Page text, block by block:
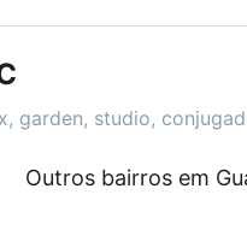
salão de festas
envolvidos no processo
garden, studio,
Outros bairros em